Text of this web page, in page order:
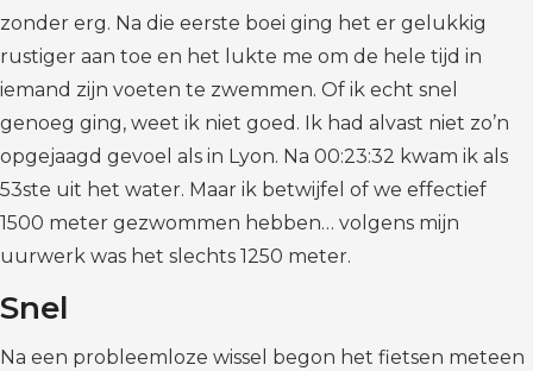
zonder erg. Na die eerste boei ging het er gelukkig
rustiger aan toe en het lukte me om de hele tijd in
iemand zijn voeten te zwemmen. Of ik echt snel
genoeg ging, weet ik niet goed. Ik had alvast niet zo’n
opgejaagd gevoel als in Lyon. Na 00:23:32 kwam ik als
53ste uit het water. Maar ik betwijfel of we effectief
1500 meter gezwommen hebben… volgens mijn
uurwerk was het slechts 1250 meter.
Snel
Na een probleemloze wissel begon het fietsen meteen